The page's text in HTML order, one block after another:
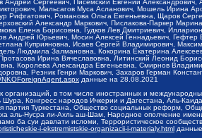
Андрей Сергеевич, Писемский Евгений
Мальсагов Муса Асланович, Мошель Ирина
Рифгатович, Романова Ольга Евгеньевна, Щаров
Александр Маркович, Пислакова-Паркер
Елена Борисовна, Гудков Лев Дмитриевич,
Андрей Юрьевич, Мосин Алексей Геннадьевич,
Куприяновна, Исаев Сергей Владимирович,
Людмила Залмановна, Кокорина Екатерина
Ирина Вячеславовна, Литинский Леонид
Королева Александра Евгеньевна, Смирнов
Резник Генри Маркович, Захаров Герман
данные на 28.08.2021
в том числе иностранных и
Конгресс народов Ичкерии и Дагестана, Аль-
партия Туркестана, Общество социальных реформ,
аль-Нусра ли-Ахль аш-Шам, Народное ополчение
ба суи давлати исломи, Террористическое
i-ekstremistskie-organizacii-i-materialy.html